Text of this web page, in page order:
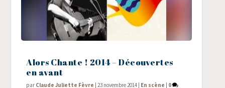
Alors Chante ! 2014 – Découvertes
en avant
par Claude Juliette Fèvre |23 novembre 2014 En scène 0